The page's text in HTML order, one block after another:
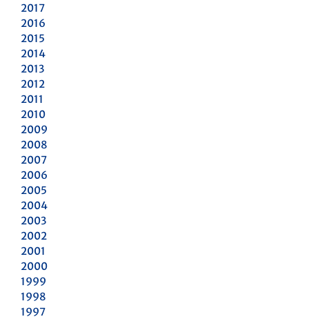
2017
2016
2015
2014
2013
2012
2011
2010
2009
2008
2007
2006
2005
2004
2003
2002
2001
2000
1999
1998
1997